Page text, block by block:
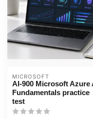
MICROSOFT
AI-900 Microsoft Azure
Fundamentals practice
test